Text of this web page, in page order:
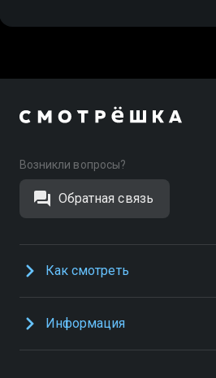
Возникли вопросы?
Обратная связь
Как смотреть
Информация